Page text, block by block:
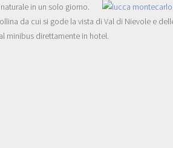
in un solo giorno.
da cui si gode la vista di Val di Nievole e
minibus direttamente in hotel.